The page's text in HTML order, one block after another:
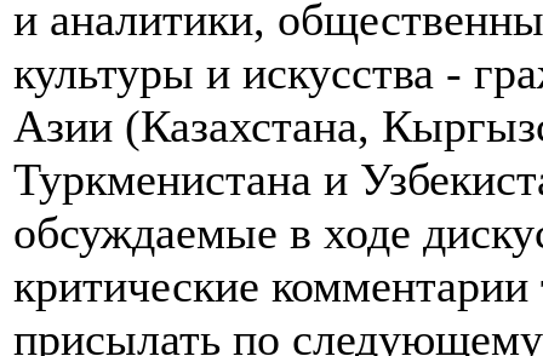
и аналитики,
культуры и искусства -
Азии (Казахстана,
Туркменистана и
обсуждаемые в ходе
критические
присылать по